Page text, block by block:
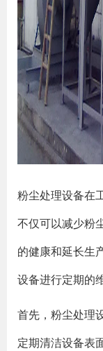
粉尘处理设备在
不仅可以减少粉
的健康和延长生
设备进行定期的
首先，粉尘处理
定期清洁设备表